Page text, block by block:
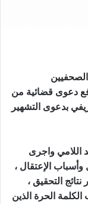
دعوى قضائية من
بدعوى التشهير
اللامي واجرى
الإعتقال ،
التحقيق ،
الحرة الذين